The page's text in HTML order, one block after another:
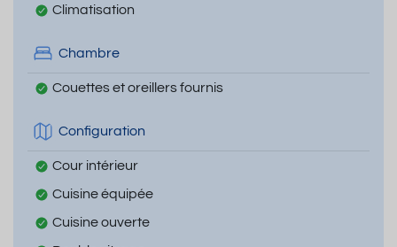
Climatisation
Chambre
Couettes et oreillers fournis
Configuration
Cour intérieur
Cuisine équipée
Cuisine ouverte